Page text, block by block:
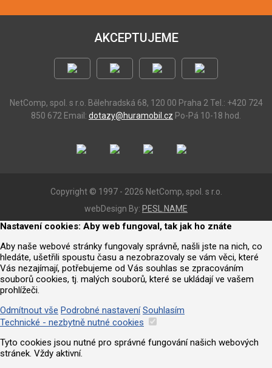
AKCEPTUJEME
NetComp, spol. s r.o. Bělehradská 68, 120 00 Praha 2 Tel.: +420 724
850 672 Email: dotazy@huramobil.cz Po-Pá 10-18 hod.
Copyright © 1997 - 2026 NetComp, spol. s r.o.
webDesign By: PESL.NAME
Nastavení cookies: Aby web fungoval, tak jak ho znáte
Aby naše webové stránky fungovaly správně, našli jste na nich, co
hledáte, ušetřili spoustu času a nezobrazovaly se vám věci, které
Vás nezajímají, potřebujeme od Vás souhlas se zpracováním
souborů cookies, tj. malých souborů, které se ukládají ve vašem
prohlížeči.
Odmítnout vše Podrobné nastavení Souhlasím
Technické - nezbytně nutné cookies
Tyto cookies jsou nutné pro správné fungování našich webových
stránek. Vždy aktivní.